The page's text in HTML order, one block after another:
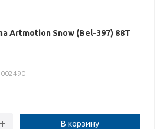
Artmotion Snow (Bel-397) 88T
В корзину